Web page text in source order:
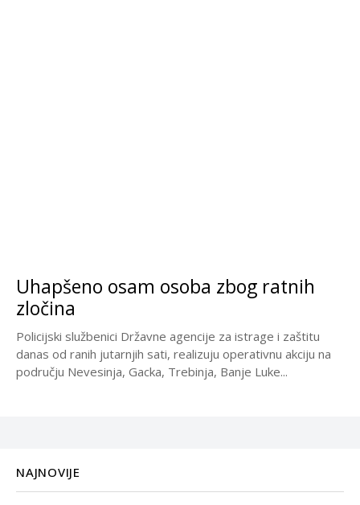
Uhapšeno osam osoba zbog ratnih
zločina
Policijski službenici Državne agencije za istrage i zaštitu
danas od ranih jutarnjih sati, realizuju operativnu akciju na
području Nevesinja, Gacka, Trebinja, Banje Luke...
NAJNOVIJE